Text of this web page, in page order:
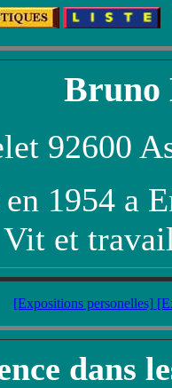
Bruno
92600
1954 a
Vit et
[Expositions personelles]
dans